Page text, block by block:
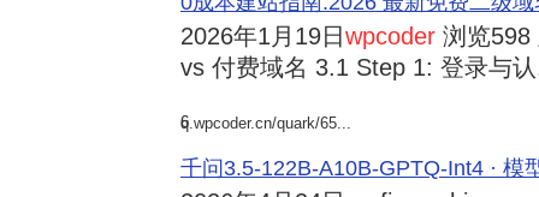
2026年1月19日wpcoder 浏览598
vs 付费域名 3.1 Step 1: 登录与
6
q.wpcoder.cn/quark/65...
千问3.5-122B-A10B-GPTQ-Int4 · 模